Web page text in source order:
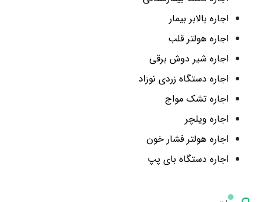
اجاره بالابر بیمار
اجاره هولتر قلب
اجاره شیر دوش برقی
اجاره دستگاه زردی نوزاد
اجاره تشک مواج
اجاره ویلچر
اجاره هولتر فشار خون
اجاره دستگاه بای پپ